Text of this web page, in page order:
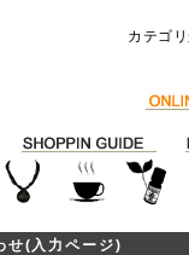
カテゴ
せ(入力ページ)